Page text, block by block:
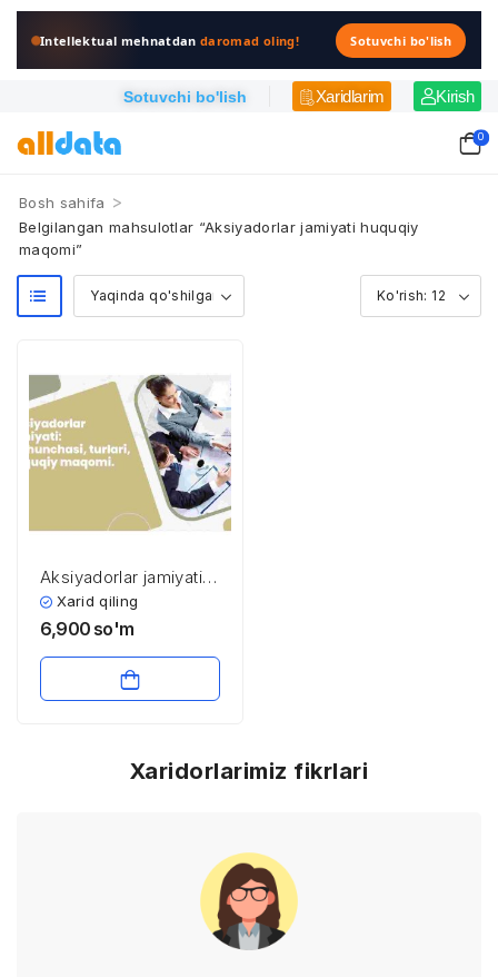
Intellektual mehnatdandaromad oling! Sotuvchi bo'lish
Sotuvchi bo'lish Xaridlarim Kirish
0
Bosh sahifa >
Belgilangan mahsulotlar “Aksiyadorlar jamiyati huquqiy
maqomi”
Aksiyadorlar jamiyati:
tushunchasi, turlari,
huquqiy maqomi
Xarid qiling
6,900 so'm
Xaridorlarimiz fikrlari